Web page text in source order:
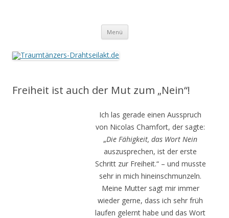
Menü Springe
Inhalt
Freiheit ist auch der Mut zum „Nein“!
Ich las gerade einen Ausspruch
von Nicolas Chamfort, der sagte:
„Die Fähigkeit, das Wort Nein
auszusprechen, ist der erste
Schritt zur Freiheit.“ – und musste
sehr in mich hineinschmunzeln.
Meine Mutter sagt mir immer
wieder gerne, dass ich sehr früh
laufen gelernt habe und das Wort